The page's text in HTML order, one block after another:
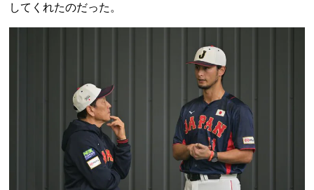
してくれたのだった。